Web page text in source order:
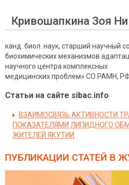
Кривошапкина Зоя
канд. биол. наук, старший научный
биохимических механизмов
научного центра комплексных
медицинских проблем» СО РАМН, РФ,
Статьи на сайте sibac.info
ВЗАИМОСВЯЗЬ АКТИВНОСТИ
ПОКАЗАТЕЛЯМИ ЛИПИДНОГО
ЖИТЕЛЕЙ ЯКУТИИ
ПУБЛИКАЦИИ СТАТЕЙ В